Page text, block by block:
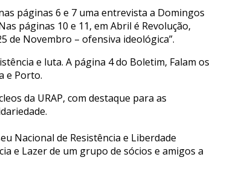
páginas 6 e 7 uma entrevista a Domingos
páginas 10 e 11, em Abril é Revolução,
de Novembro – ofensiva ideológica”.
e luta. A página 4 do Boletim, Falam os
e Porto.
da URAP, com destaque para as
Nacional de Resistência e Liberdade
e Lazer de um grupo de sócios e amigos a